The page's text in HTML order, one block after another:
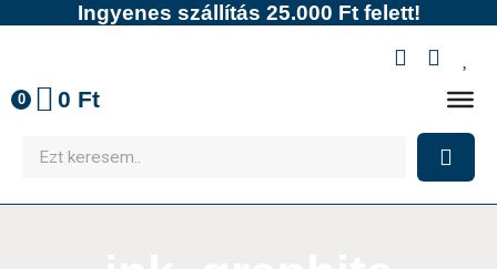
Ingyenes szállítás 25.000 Ft felett!
0 0 Ft